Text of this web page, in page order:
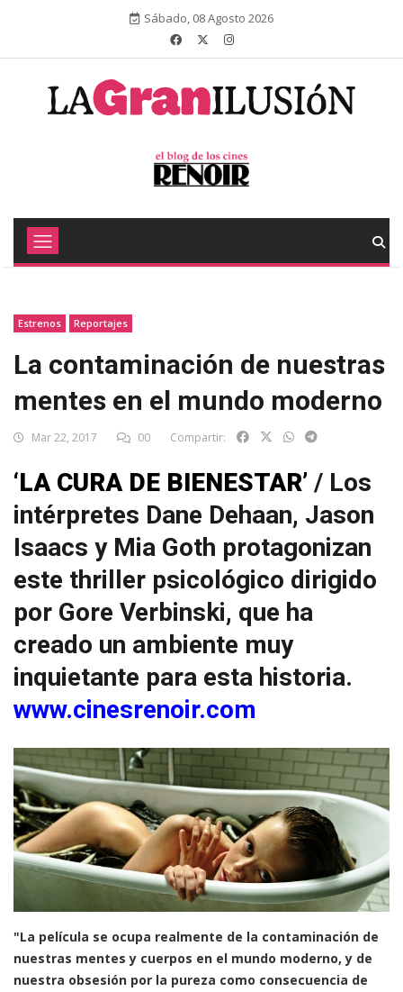
Sábado, 08 Agosto 2026
Estrenos Reportajes
La contaminación de nuestras
mentes en el mundo moderno
Mar 22, 2017 00 Compartir:
‘LA CURA DE BIENESTAR’ / Los
intérpretes Dane Dehaan, Jason
Isaacs y Mia Goth protagonizan
este thriller psicológico dirigido
por Gore Verbinski, que ha
creado un ambiente muy
inquietante para esta historia.
www.cinesrenoir.com
"La película se ocupa realmente de la contaminación de
nuestras mentes y cuerpos en el mundo moderno, y de
nuestra obsesión por la pureza como consecuencia de